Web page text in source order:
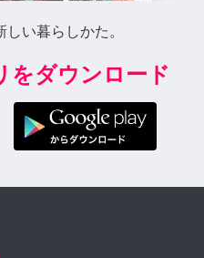
い暮らしかた。
をダウンロード